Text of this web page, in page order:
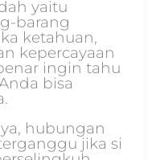
yaitu
barang
ketahuan,
kepercayaan
ingin tahu
bisa
hubungan
jika si